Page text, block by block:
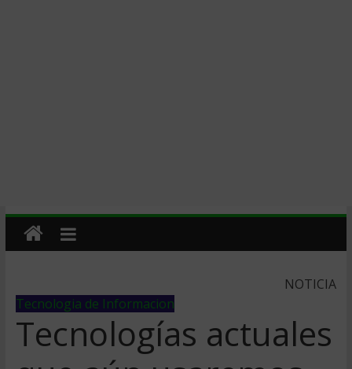
NOTICIA
Tecnologia de Informacion
Tecnologías actuales